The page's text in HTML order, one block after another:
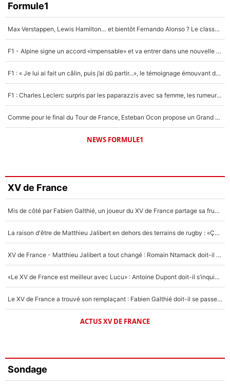
Formule1
Max Verstappen, Lewis Hamilton… et bientôt Fernando Alonso ? Le classement des pilotes les mieux payés en Formule 1 risque de changer !
F1 - Alpine signe un accord «impensable» et va entrer dans une nouvelle dimension : Grande nouvelle pour Pierre Gasly !
F1 : « Je lui ai fait un câlin, puis j’ai dû partir...», le témoignage émouvant de Max Verstappen sur sa fille
F1 : Charles Leclerc surpris par les paparazzis avec sa femme, les rumeurs étaient vraies !
Comme pour le final du Tour de France, Esteban Ocon propose un Grand Prix de Formule 1 à Paris : «Autour de l’Arc de Triomphe, ce serait génial» !
NEWS FORMULE1
XV de France
Mis de côté par Fabien Galthié, un joueur du XV de France partage sa frustration : «ils ne me l’ont pas dit tout de suite»
La raison d'être de Matthieu Jalibert en dehors des terrains de rugby : «Ça m'atteint autant que si tu touches à un membre de ma famille»
XV de France - Matthieu Jalibert a tout changé : Romain Ntamack doit-il s’inquiéter pour sa place à un an de la Coupe du monde ?
«Le XV de France est meilleur avec Lucu» : Antoine Dupont doit-il s’inquiéter pour sa place ?
Le XV de France a trouvé son remplaçant : Fabien Galthié doit-il se passer d'Antoine Dupont ?
ACTUS XV DE FRANCE
Sondage